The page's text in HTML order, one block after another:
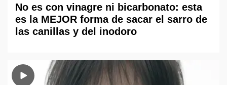
No es con vinagre ni bicarbonato: esta
es la MEJOR forma de sacar el sarro de
las canillas y del inodoro